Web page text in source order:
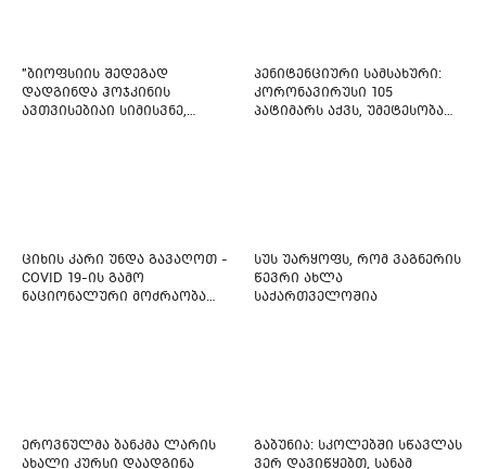
"ბიოფსიის შედეგად
დადგინდა ჰოჯკინის
ავთვისებიაი სიმისვნე,
პენიტენციური სამსახური:
კორონავირუსი 105
პატიმარს აქვს, უმეტესობა
ციხის კარი უნდა გავაღოთ -
COVID 19-ის გამო
ნაციონალური მოძრაობა
სუს უარყოფს, რომ ვაგნერის
წევრი ახლა
საქართველოშია
ეროვნულმა ბანკმა ლარის
ახალი კურსი დაადგინა
გაბუნია: სკოლებში სწავლას
ვერ დავიწყებთ, სანამ